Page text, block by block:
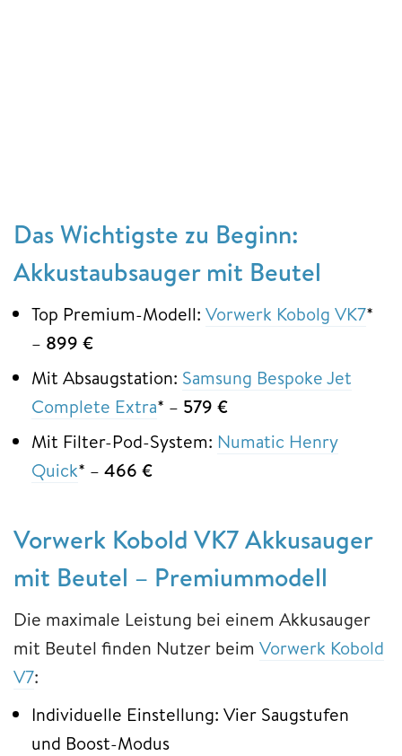
Das Wichtigste zu Beginn:
Akkustaubsauger mit Beutel
Top Premium-Modell: Vorwerk Kobolg VK7*
– 899 €
Mit Absaugstation: Samsung Bespoke Jet
Complete Extra* – 579 €
Mit Filter-Pod-System: Numatic Henry
Quick* – 466 €
Vorwerk Kobold VK7 Akkusauger
mit Beutel – Premiummodell
Die maximale Leistung bei einem Akkusauger
mit Beutel finden Nutzer beim Vorwerk Kobold
V7:
Individuelle Einstellung: Vier Saugstufen
und Boost-Modus